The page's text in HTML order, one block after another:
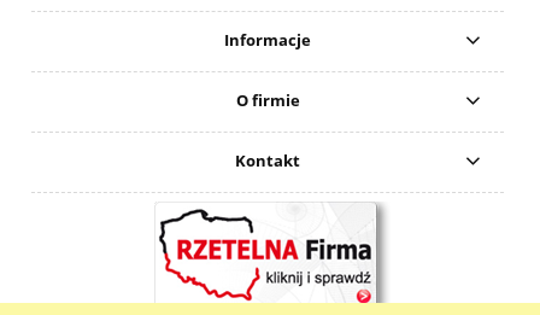
Informacje
O firmie
Kontakt